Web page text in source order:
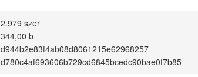
2.979 szer
344,00 b
d944b2e83f4ab08d8061215e62968257
d780c4af693606b729cd6845bcedc90bae0f7b85